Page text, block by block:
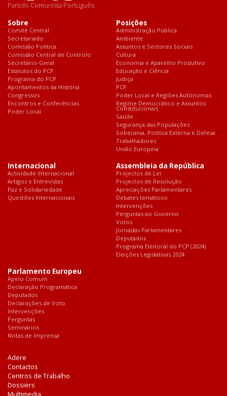
Partido Comunista Português
Sobre
Comité Central
Secretariado
Comissão Política
Comissão Central de Controlo
Secretário-Geral
Estatutos do PCP
Programa do PCP
Apontamentos da História
Congressos
Encontros e Conferências
Poder Local
Posições
Administração Pública
Ambiente
Assuntos e Sectores Sociais
Cultura
Economia e Aparelho Produtivo
Educação e Ciência
Justiça
PCP
Poder Local e Regiões Autónomas
Regime Democrático e Assuntos
Constitucionais
Saúde
Segurança das Populações
Soberania, Política Externa e Defesa
Trabalhadores
União Europeia
Internacional
Actividade Internacional
Artigos e Entrevistas
Paz e Solidariedade
Questões Internacionais
Assembleia da República
Projectos de Lei
Projectos de Resolução
Apreciações Parlamentares
Debates temáticos
Intervenções
Perguntas ao Governo
Votos
Jornadas Parlamentares
Deputados
Programa Eleitoral do PCP (2024)
Eleições Legislativas 2024
Parlamento Europeu
Apelo Comum
Declaração Programática
Deputados
Declarações de Voto
Intervenções
Perguntas
Seminários
Notas de Imprensa
Adere
Contactos
Centros de Trabalho
Dossiers
Multimedia